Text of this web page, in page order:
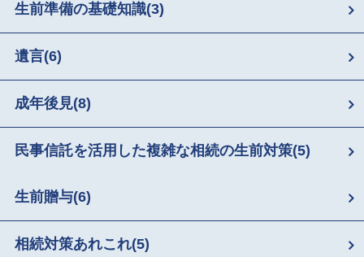
生前準備の基礎知識(3)
遺言(6)
成年後見(8)
民事信託を活用した複雑な相続の生前対策(5)
生前贈与(6)
相続対策あれこれ(5)